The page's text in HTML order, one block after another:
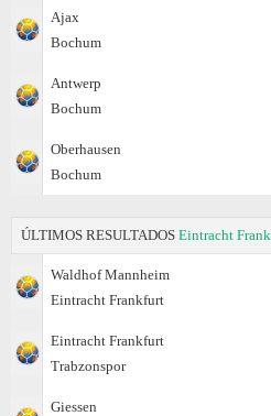
Ajax
Bochum
Antwerp
Bochum
Oberhausen
Bochum
ÚLTIMOS RESULTADOS Eintracht
Waldhof Mannheim
Eintracht Frankfurt
Eintracht Frankfurt
Trabzonspor
Giessen